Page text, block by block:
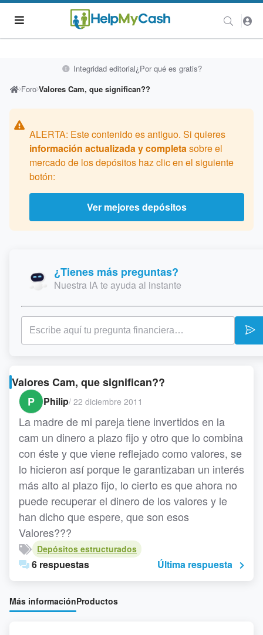
Integridad editorial¿Por qué es gratis?
Foro Valores Cam, que significan??
ALERTA: Este contenido es antiguo. Si quieres
información actualizada y completasobre el
mercado de los depósitos haz clic en el siguiente
botón:
Ver mejores depósitos
¿Tienes más preguntas?
Nuestra IA te ayuda al instante
Valores Cam, que significan??
P
Philip/ 22 diciembre 2011
La madre de mi pareja tiene invertidos en la
cam un dinero a plazo fijo y otro que lo combina
con éste y que viene reflejado como valores, se
lo hicieron así porque le garantizaban un interés
más alto al plazo fijo, lo cierto es que ahora no
puede recuperar el dinero de los valores y le
han dicho que espere, que son esos
Valores???
Depósitos estructurados
6 respuestas Última respuesta
Más informaciónProductos